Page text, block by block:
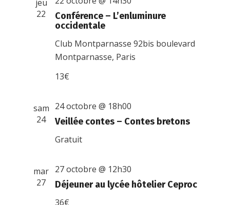
jeu
22
Conférence – L’enluminure
occidentale
Club Montparnasse92bis boulevard
Montparnasse, Paris
13€
sam
24
Veillée contes – Contes bretons
24 octobre @ 18h00
Gratuit
mar
27
Déjeuner au lycée hôtelier Ceproc
27 octobre @ 12h30
36€